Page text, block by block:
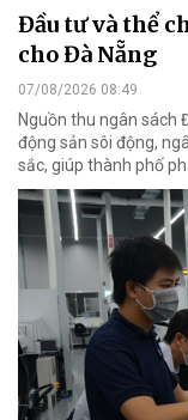
Đầu tư và thể
cho Đà Nẵng
07/08/2026 08:49
Nguồn thu ngân sách
động sản sôi động,
sắc, giúp thành phố